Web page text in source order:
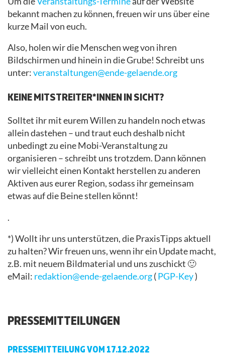
bekannt machen zu können, freuen wir uns über eine
kurze Mail von euch.
Also, holen wir die Menschen weg von ihren
Bildschirmen und hinein in die Grube! Schreibt uns
unter:veranstaltungen@ende-gelaende.org
KEINE MITSTREITER*INNEN IN SICHT?
Solltet ihr mit eurem Willen zu handeln noch etwas
allein dastehen – und traut euch deshalb nicht
unbedingt zu eine Mobi-Veranstaltung zu
organisieren – schreibt uns trotzdem. Dann können
wir vielleicht einen Kontakt herstellen zu anderen
Aktiven aus eurer Region, sodass ihr gemeinsam
etwas auf die Beine stellen könnt!
.
*) Wollt ihr uns unterstützen, die PraxisTipps aktuell
zu halten? Wir freuen uns, wenn ihr ein Update macht,
z.B. mit neuem Bildmaterial und uns zuschickt 🙂
eMail: redaktion@ende-gelaende.org(PGP-Key)
PRESSEMITTEILUNGEN
PRESSEMITTEILUNG VOM 17.12.2022